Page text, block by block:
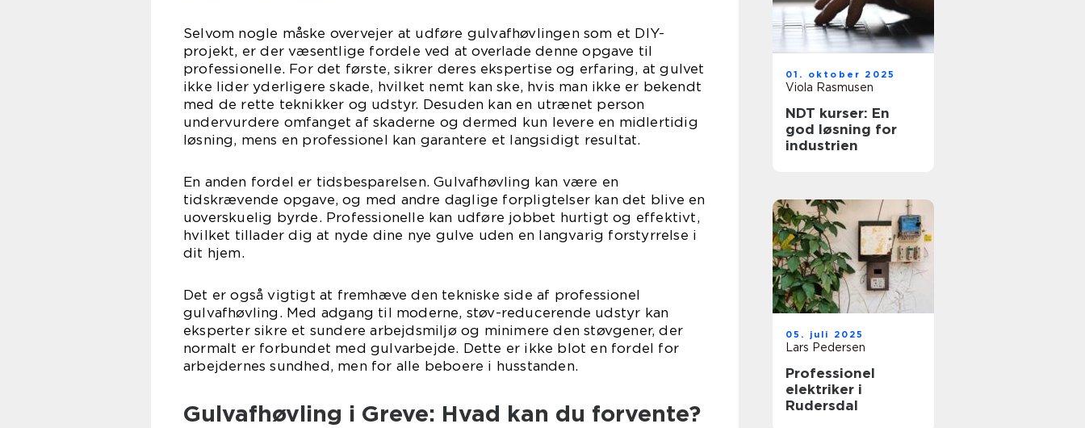
Selvom nogle måske overvejer at udføre gulvafhøvlingen som et DIY-
projekt, er der væsentlige fordele ved at overlade denne opgave til
professionelle. For det første, sikrer deres ekspertise og erfaring, at gulvet
ikke lider yderligere skade, hvilket nemt kan ske, hvis man ikke er bekendt
med de rette teknikker og udstyr. Desuden kan en utrænet person
undervurdere omfanget af skaderne og dermed kun levere en midlertidig
løsning, mens en professionel kan garantere et langsidigt resultat.
En anden fordel er tidsbesparelsen. Gulvafhøvling kan være en
tidskrævende opgave, og med andre daglige forpligtelser kan det blive en
uoverskuelig byrde. Professionelle kan udføre jobbet hurtigt og effektivt,
hvilket tillader dig at nyde dine nye gulve uden en langvarig forstyrrelse i
dit hjem.
Det er også vigtigt at fremhæve den tekniske side af professionel
gulvafhøvling. Med adgang til moderne, støv-reducerende udstyr kan
eksperter sikre et sundere arbejdsmiljø og minimere den støvgener, der
normalt er forbundet med gulvarbejde. Dette er ikke blot en fordel for
arbejdernes sundhed, men for alle beboere i husstanden.
Gulvafhøvling i Greve: Hvad kan du forvente?
01. oktober 2025
Viola Rasmusen
NDT kurser: En
god løsning for
industrien
05. juli 2025
Lars Pedersen
Professionel
elektriker i
Rudersdal